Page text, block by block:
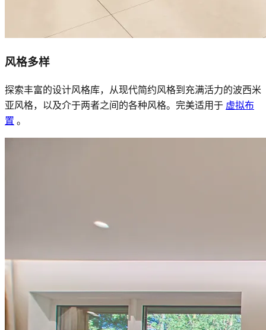
风格多样
探索丰富的设计风格库，从现代简约风格到充满活力的波西米
亚风格，以及介于两者之间的各种风格。完美适用于虚拟布
置。